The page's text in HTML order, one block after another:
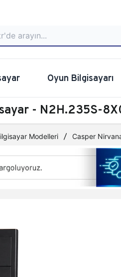
Oyun Bilgisayarı
- N2H.235S-
Modelleri Casper